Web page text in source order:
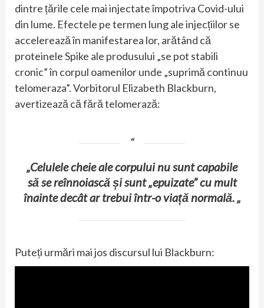
dintre țările cele mai injectate împotriva Covid-ului
din lume. Efectele pe termen lung ale injecțiilor se
accelerează în manifestarea lor, arătând că
proteinele Spike ale produsului „se pot stabili
cronic” în corpul oamenilor unde „suprimă continuu
telomeraza”. Vorbitorul Elizabeth Blackburn,
avertizează că fără telomerază:
„Celulele cheie ale corpului nu sunt capabile
să se reînnoiască și sunt „epuizate” cu mult
înainte decât ar trebui într-o viață normală. „
Puteți urmări mai jos discursul lui Blackburn: